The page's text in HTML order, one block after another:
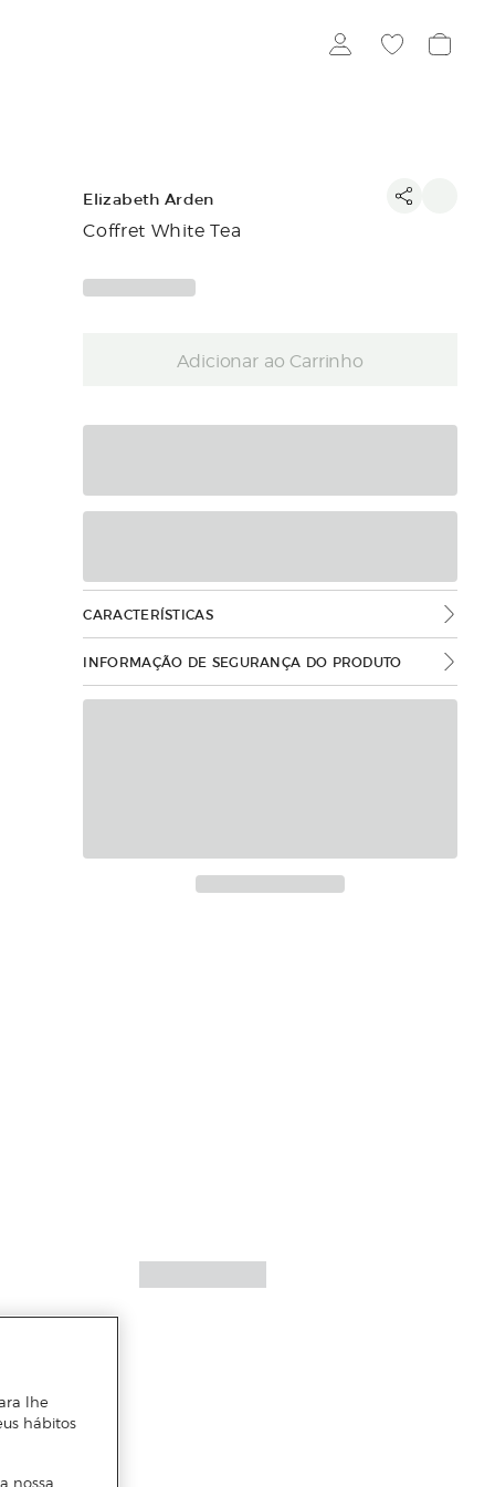
Elizabeth Arden
Coffret White Tea
Adicionar ao Carrinho
CARACTERÍSTICAS
INFORMAÇÃO DE SEGURANÇA DO PRODUTO
lhe
hábitos
nossa